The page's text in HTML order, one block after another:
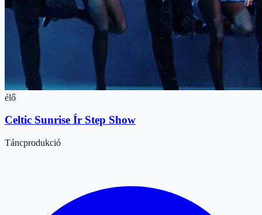
élő
Celtic Sunrise Ír Step Show
Táncprodukció